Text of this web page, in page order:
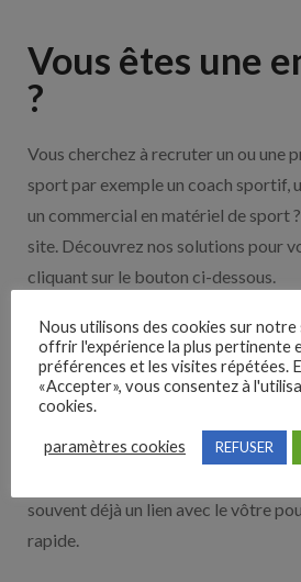
Vous êtes une
?
Vous cherchez à recruter un ou une
sport par exemple un coach sportif,
un commercial en matériel de sport
site. Découvrez nos solutions pour
cliquant sur le bouton ci-dessous.
Nos solutions
Découvrez nos partenaires !
multidiffuseurs, sites payant…
souvent déjà un lien avec le vôtre
rapide.
Nous utilisons des cookies sur
offrir l'expérience la plus pertinente
préférences et les visites répétées.
«Accepter», vous consentez à
cookies.
paramètres cookies REFUSER